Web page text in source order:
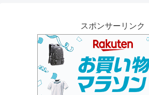
スポンサーリンク